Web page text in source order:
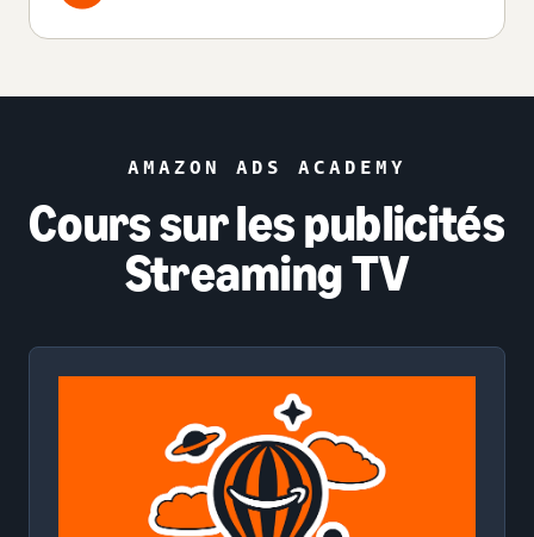
AMAZON ADS ACADEMY
Cours sur les publicités
Streaming TV